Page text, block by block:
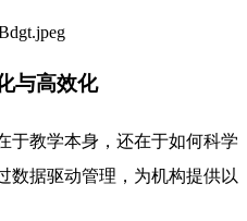
与高效化
于教学本身，还在于如何科学
数据驱动管理，为机构提供以